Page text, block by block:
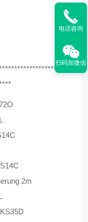
2m
电话咨询
扫码加微信